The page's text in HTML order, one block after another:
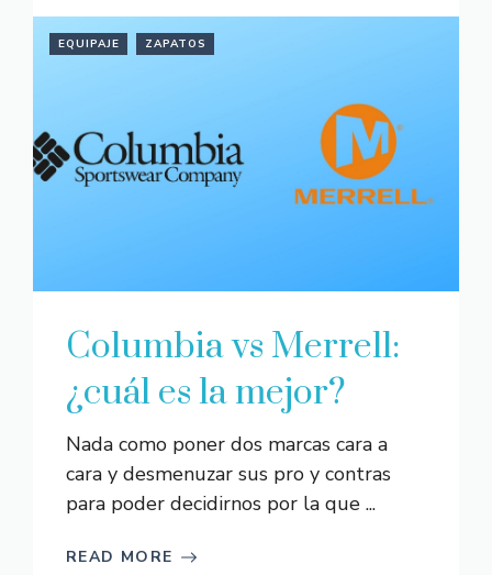
EQUIPAJE ZAPATOS
Columbia vs Merrell:
¿cuál es la mejor?
Nada como poner dos marcas cara a
cara y desmenuzar sus pro y contras
para poder decidirnos por la que ...
READ MORE